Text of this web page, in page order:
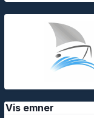
Vis emner